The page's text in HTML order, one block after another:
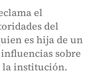
el
del
es hija de un
sobre
la institución.